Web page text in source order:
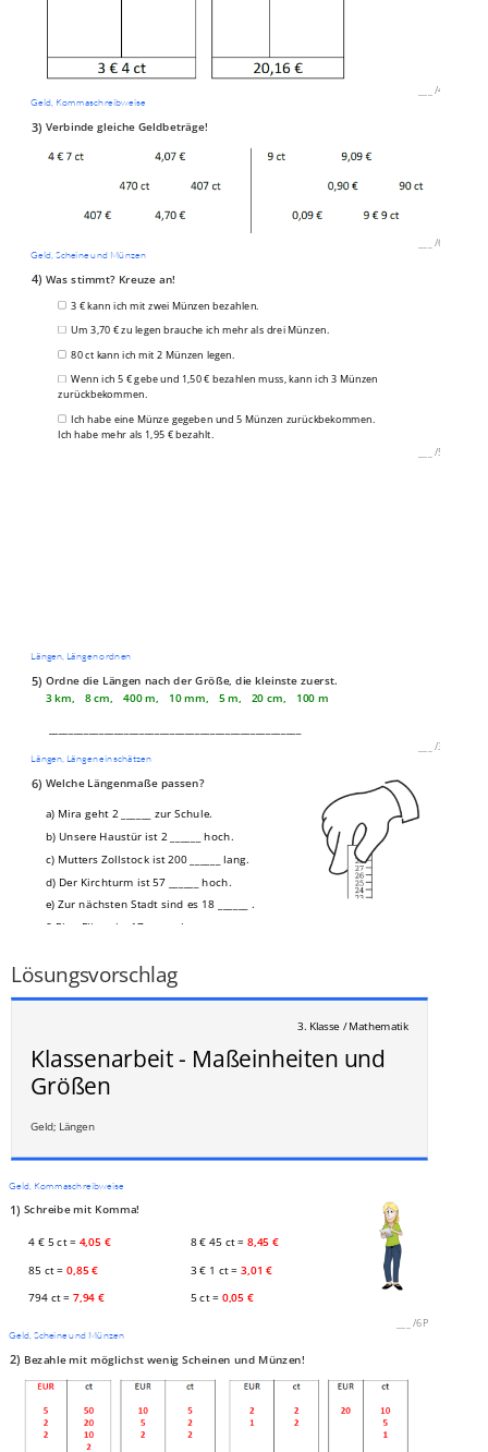
/4P
Geld, Kommaschreibweise
3) Verbinde gleiche Geldbeträge!
/6P
Geld, Scheine und Münzen
4) Was stimmt? Kreuze an!
3 € kann ich mit zwei Münzen bezahlen.
Um 3,70 € zu legen brauche ich mehr als drei Münzen.
80 ct kann ich mit 2 Münzen legen.
Wenn ich 5 € gebe und 1,50 € bezahlen muss, kann ich 3 Münzen
zurückbekommen.
Ich habe eine Münze gegeben und 5 Münzen zurückbekommen.
Ich habe mehr als 1,95 € bezahlt.
/5P
Längen, Längen ordnen
5) Ordne die Längen nach der Größe, die kleinste zuerst.
3 km, 8 cm, 400 m, 10 mm, 5 m, 20 cm, 100 m
/3P
Längen, Längen einschätzen
6) Welche Längenmaße passen?
a) Mira geht 2 ______ zur Schule.
b) Unsere Haustür ist 2 ______ hoch.
c) Mutters Zollstock ist 200 ______ lang.
d) Der Kirchturm ist 57 ______ hoch.
e) Zur nächsten Stadt sind es 18 ______ .
f) Eine Fliege ist 17 ______ lang.
Lösungsvorschlag
3. Klasse / Mathematik
Klassenarbeit - Maßeinheiten und
Größen
Geld; Längen
Geld, Kommaschreibweise
1) Schreibe mit Komma!
4 € 5 ct = 4,05 € 8 € 45 ct = 8,45 €
85 ct =0,85 € 3 € 1 ct =3,01 €
794 ct = 7,94 € 5 ct = 0,05 €
/6P
Geld, Scheine und Münzen
2) Bezahle mit möglichst wenig Scheinen und Münzen!